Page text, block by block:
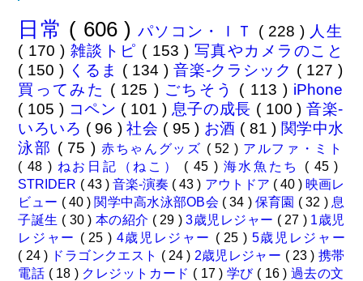
日常 ( 606 )パソコン・ＩＴ ( 228 ) 人生
( 170 ) 雑談トピ ( 153 ) 写真やカメラのこと
( 150 ) くるま ( 134 ) 音楽-クラシック ( 127 )
買ってみた ( 125 ) ごちそう ( 113 ) iPhone
( 105 ) コペン ( 101 ) 息子の成長 ( 100 )音楽-
いろいろ ( 96 )社会 ( 95 ) お酒 ( 81 ) 関学中水
泳部 ( 75 ) 赤ちゃんグッズ ( 52 ) アルファ・ミト
( 48 ) ねお日記（ねこ） ( 45 ) 海水魚たち ( 45 )
STRIDER ( 43 ) 音楽-演奏 ( 43 ) アウトドア ( 40 ) 映画レ
ビュー ( 40 ) 関学中高水泳部OB会 ( 34 ) 保育園 ( 32 ) 息
子誕生 ( 30 ) 本の紹介 ( 29 )3歳児レジャー ( 27 ) 1歳児
レジャー ( 25 ) 4歳児レジャー ( 25 ) 5歳児レジャー
( 24 ) ドラゴンクエスト ( 24 ) 2歳児レジャー ( 23 ) 携帯
電話 ( 18 ) クレジットカード ( 17 ) 学び ( 16 ) 過去の文